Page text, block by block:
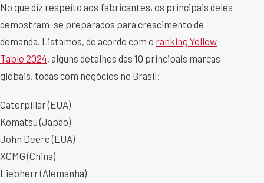
No que diz respeito aos fabricantes, os principais deles
demostram-se preparados para crescimento de
demanda. Listamos, de acordo com o ranking Yellow
Table 2024, alguns detalhes das 10 principais marcas
globais, todas com negócios no Brasil:
Caterpillar (EUA)
Komatsu (Japão)
John Deere (EUA)
XCMG (China)
Liebherr (Alemanha)